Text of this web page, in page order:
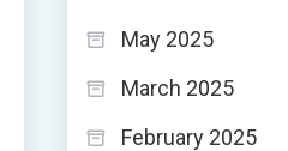
May 2025
March 2025
February 2025